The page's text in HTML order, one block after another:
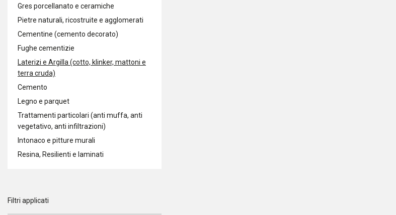
Gres porcellanato e ceramiche
Pietre naturali, ricostruite e agglomerati
Cementine (cemento decorato)
Fughe cementizie
Laterizi e Argilla (cotto, klinker, mattoni e
terra cruda)
Cemento
Legno e parquet
Trattamenti particolari (anti muffa, anti
vegetativo, anti infiltrazioni)
Intonaco e pitture murali
Resina, Resilienti e laminati
Filtri applicati